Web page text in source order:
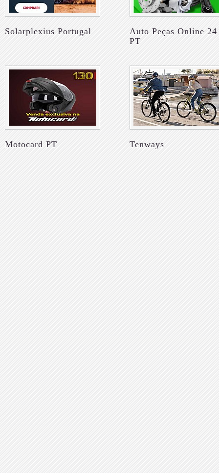
Solarplexius Portugal
Auto Peças Online 24
PT
Motocard PT Tenways